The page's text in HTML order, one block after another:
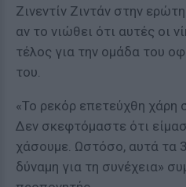
Ζινεντίν Ζιντάν στην
αν το νιώθει ότι αυτές οι
τέλος για την ομάδα του
του.
«Το ρεκόρ επετεύχθη χάρη
Δεν σκεφτόμαστε ότι
χάσουμε. Ωστόσο, αυτά τα
δύναμη για τη συνέχεια»